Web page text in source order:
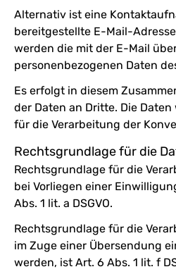
Alternativ ist eine
bereitgestellte E-Mail-
werden die mit der E-Mail
personenbezogenen Daten
Es erfolgt in diesem
der Daten an Dritte. Die
für die Verarbeitung der
Rechtsgrundlage für die
Rechtsgrundlage für die
bei Vorliegen einer
Abs. 1 lit. a DSGVO.
Rechtsgrundlage für die
im Zuge einer Übersendung
werden, ist Art. 6 Abs. 1 lit. f